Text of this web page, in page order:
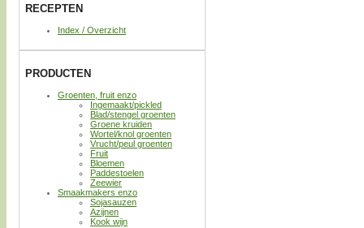
RECEPTEN
Index / Overzicht
PRODUCTEN
Groenten, fruit enzo
Ingemaakt/pickled
Blad/stengel groenten
Groene kruiden
Wortel/knol groenten
Vrucht/peul groenten
Fruit
Bloemen
Paddestoelen
Zeewier
Smaakmakers enzo
Sojasauzen
Azijnen
Kook wijn